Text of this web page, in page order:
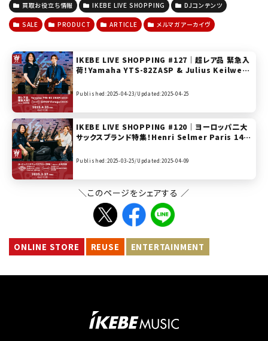
買取お役立ち情報 IKEBE LIVE SHOPPING DJコンテンツ
SALE PRODUCT ARTICLE メルマガアーカイヴ
IKEBE LIVE SHOPPING #127｜超レア品 緊急入
荷！Yamaha YTS-82ZASP & Julius Keilwert
ス】
Published:2025-04-23/Updated:2025-04-25
IKEBE LIVE SHOPPING #120｜ヨーロッパ二大
サックスブランド特集！Henri Selmer Paris 140
＆Julius Keilwerth 100周年モデル「100th Ann
iversary SX90R」【presented by ウインドブロ
ス】
Published:2025-03-25/Updated:2025-04-09
＼このページをシェアする ／
ONLINE STORE REUSE ENTERTAINMENT